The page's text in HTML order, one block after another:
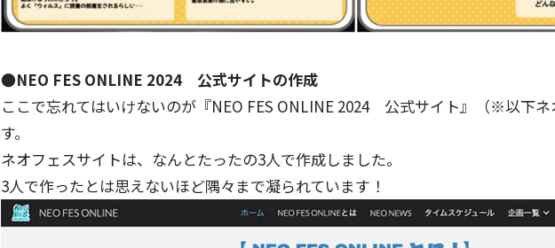
●NEO FES ONLINE 2024 公式サイトの作成
ここで忘れてはいけないのが『NEO FES ONLINE 2024 公式サイト』（※以下
す。
ネオフェスサイトは、なんとたったの3人で作成しました。
3人で作ったとは思えないほど隅々まで凝られています！